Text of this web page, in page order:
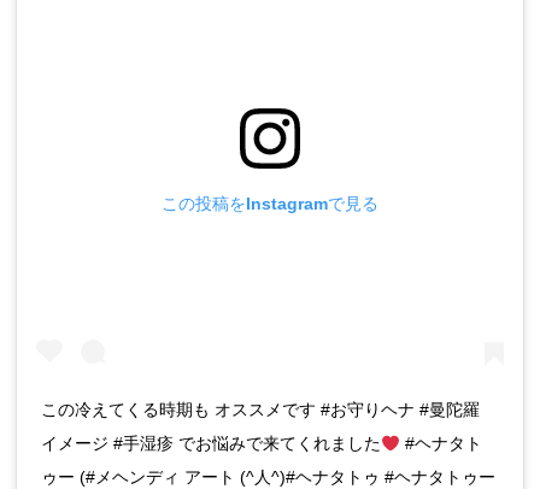
この投稿をInstagramで見る
この冷えてくる時期も オススメです #お守りヘナ #曼陀羅
イメージ #手湿疹 でお悩みで来てくれました
#ヘナタト
ゥー (#メヘンディ アート (^人^)#ヘナタトゥ #ヘナタトゥー